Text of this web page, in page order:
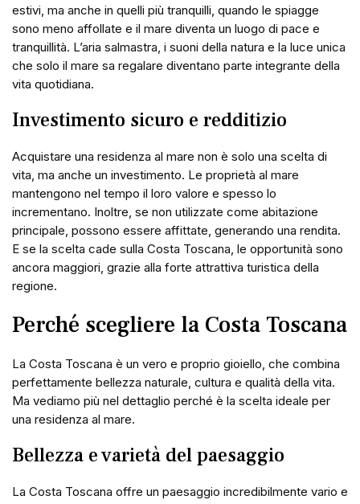
estivi, ma anche in quelli più tranquilli, quando le spiagge
sono meno affollate e il mare diventa un luogo di pace e
tranquillità. L’aria salmastra, i suoni della natura e la luce unica
che solo il mare sa regalare diventano parte integrante della
vita quotidiana.
Investimento sicuro e redditizio
Acquistare una residenza al mare non è solo una scelta di
vita, ma anche un investimento. Le proprietà al mare
mantengono nel tempo il loro valore e spesso lo
incrementano. Inoltre, se non utilizzate come abitazione
principale, possono essere affittate, generando una rendita.
E se la scelta cade sulla Costa Toscana, le opportunità sono
ancora maggiori, grazie alla forte attrattiva turistica della
regione.
Perché scegliere la Costa Toscana
La Costa Toscana è un vero e proprio gioiello, che combina
perfettamente bellezza naturale, cultura e qualità della vita.
Ma vediamo più nel dettaglio perché è la scelta ideale per
una residenza al mare.
Bellezza e varietà del paesaggio
La Costa Toscana offre un paesaggio incredibilmente vario e